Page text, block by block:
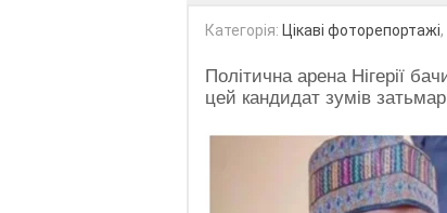
Категорія: Цікаві фоторепортажі,
Політична арена Нігерії
цей кандидат зумів